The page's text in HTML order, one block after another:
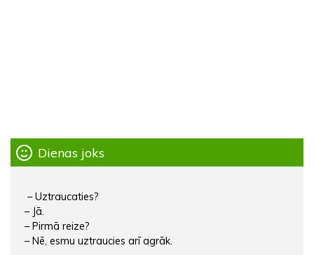
Dienas joks
– Uztraucaties?
– Jā.
– Pirmā reize?
– Nē, esmu uztraucies arī agrāk.